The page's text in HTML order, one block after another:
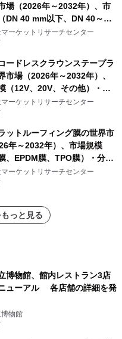
場（2026年～2032年）、市
DN 40 mm以下、DN 40～
DN 300 mm以上）・分析レ
発表
ーケットリサーチセンター
ードレスクラウンステープラ
市場（2026年～2032年）、
（12V、20V、その他）・分
トを発表
ーケットリサーチセンター
ットルーフィング膜の世界市
年～2032年）、市場規模
、EPDM膜、TPO膜）・分析
を発表
ーケットリサーチセンター
っと見る
博物館、館内レストラン3店
ューアル 各店舗の詳細を発
物館